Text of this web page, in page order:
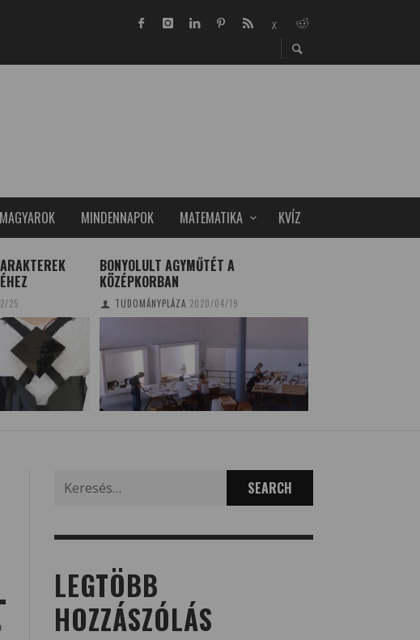
MINDENNAPOK MATEMATIKA KVÍZ
25
BONYOLULT AGYMŰTÉT A
KÖZÉPKORBAN
TUDOMÁNYPLÁZA 2020/04/19
for:
LEGTÖBB
HOZZÁSZÓLÁS